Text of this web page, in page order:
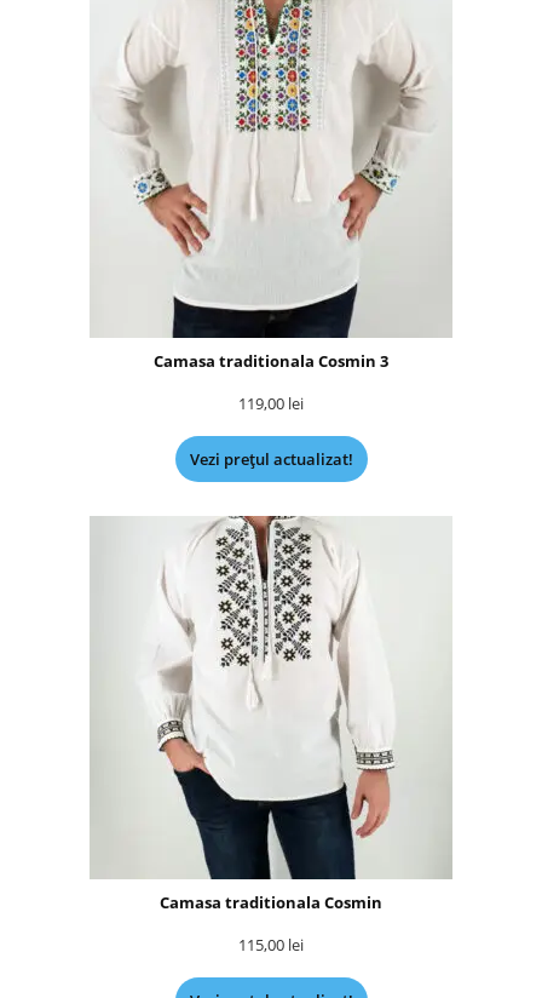
Camasa traditionala Cosmin 3
119,00 lei
Vezi prețul actualizat!
Camasa traditionala Cosmin
115,00 lei